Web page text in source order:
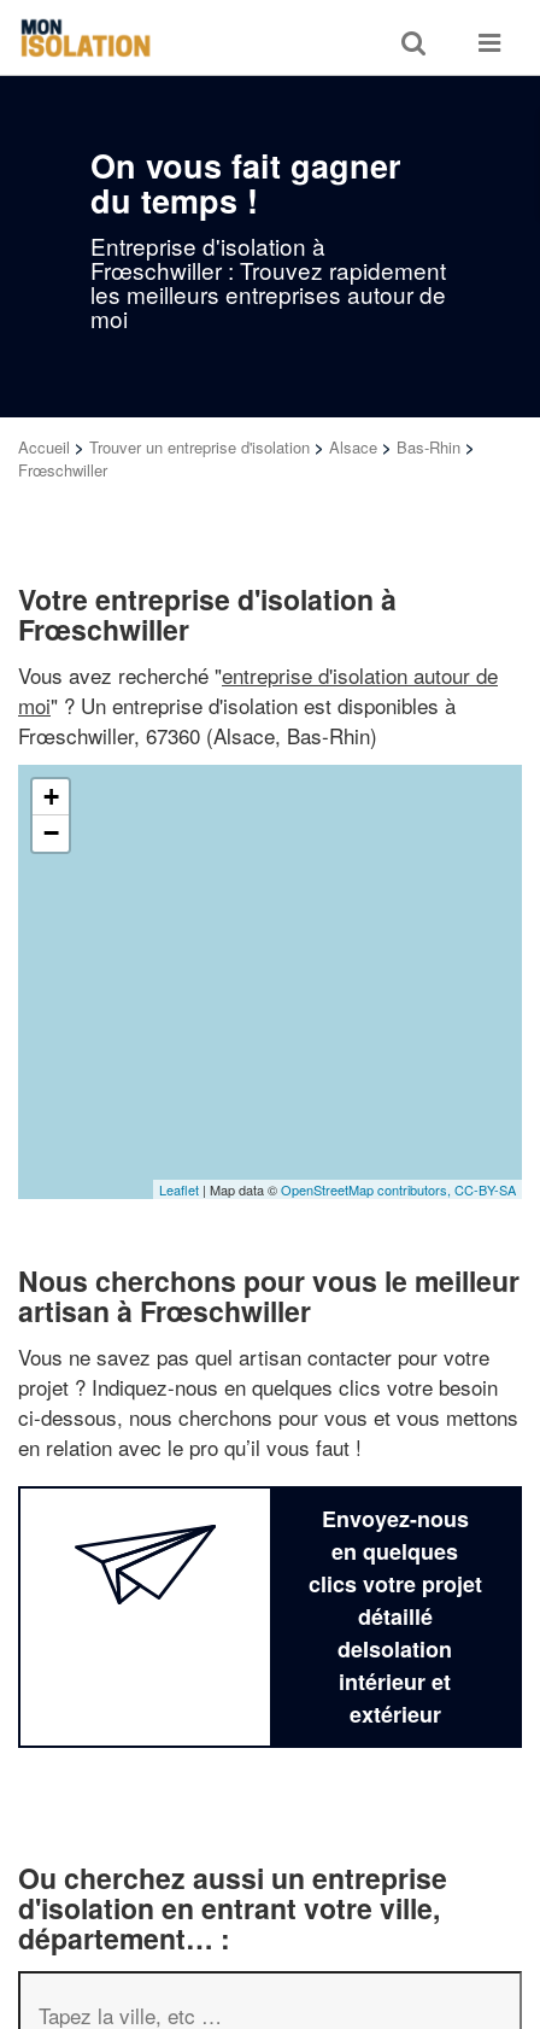
Toggle
search
Toggle
On vous fait gagner
du temps !
Entreprise d'isolation à
Frœschwiller : Trouvez rapidement
les meilleurs entreprises autour de
moi
Accueil > Trouver un entreprise d'isolation > Alsace > Bas-Rhin >
Frœschwiller
Votre entreprise d'isolation à
Frœschwiller
Vous avez recherché "entreprise d'isolation autour de
moi" ? Un entreprise d'isolation est disponibles à
Frœschwiller, 67360 (Alsace, Bas-Rhin)
+
−
Leaflet | Map data ©OpenStreetMap contributors, CC-BY-SA
Nous cherchons pour vous le meilleur
artisan à Frœschwiller
Vous ne savez pas quel artisan contacter pour votre
projet ? Indiquez-nous en quelques clics votre besoin
ci-dessous, nous cherchons pour vous et vous mettons
en relation avec le pro qu’il vous faut !
Envoyez-nous
en quelques
clics votre projet
détaillé
deIsolation
intérieur et
extérieur
Ou cherchez aussi un entreprise
d'isolation en entrant votre ville,
département… :